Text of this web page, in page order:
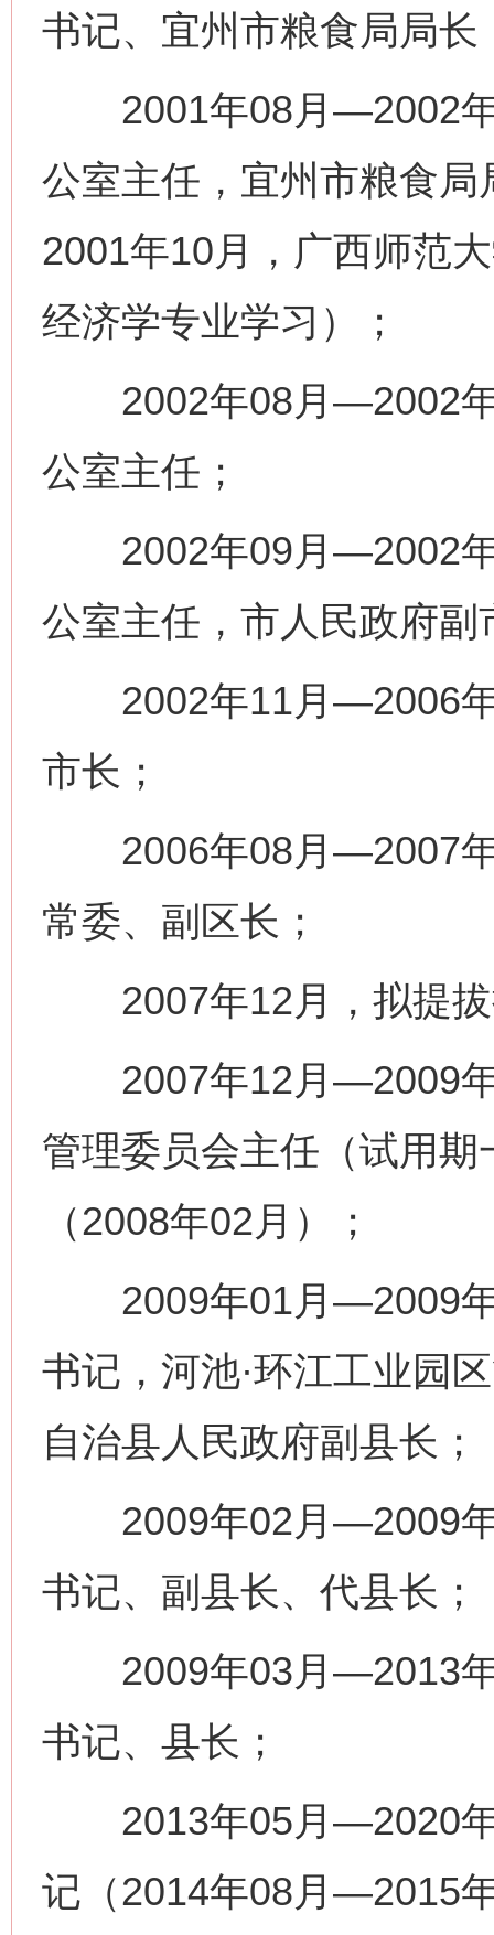
书记、宜州市粮食局局长
2001年08月—2002年
公室主任，宜州市粮食
2001年10月，广西师范
经济学专业学习）；
2002年08月—2002年
公室主任；
2002年09月—2002年
公室主任，市人民政府副
2002年11月—2006年
市长；
2006年08月—2007年
常委、副区长；
2007年12月，拟提拔
2007年12月—2009年
管理委员会主任（试用
（2008年02月）；
2009年01月—2009年
书记，河池·环江工业园
自治县人民政府副县长；
2009年02月—2009年
书记、副县长、代县长；
2009年03月—2013年
书记、县长；
2013年05月—2020年
记（2014年08月—2015